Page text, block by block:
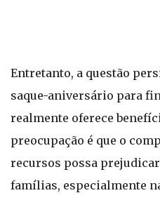
Entretanto, a questão
saque-aniversário para
realmente oferece
preocupação é que o
recursos possa
famílias, especialmente